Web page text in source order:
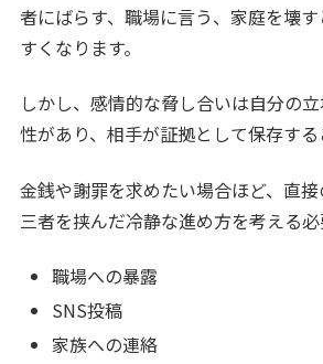
者にばらす、職場に言う、家庭を壊
すくなります。
しかし、感情的な脅し合いは自分の
性があり、相手が証拠として保存する
金銭や謝罪を求めたい場合ほど、直
三者を挟んだ冷静な進め方を考える必
職場への暴露
SNS投稿
家族への連絡